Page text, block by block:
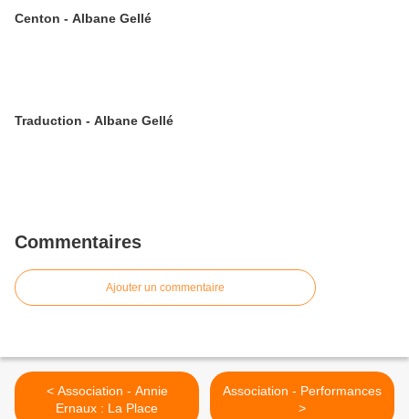
Centon - Albane Gellé
Traduction - Albane Gellé
Commentaires
Ajouter un commentaire
< Association - Annie
Ernaux : La Place
Association - Performances
>